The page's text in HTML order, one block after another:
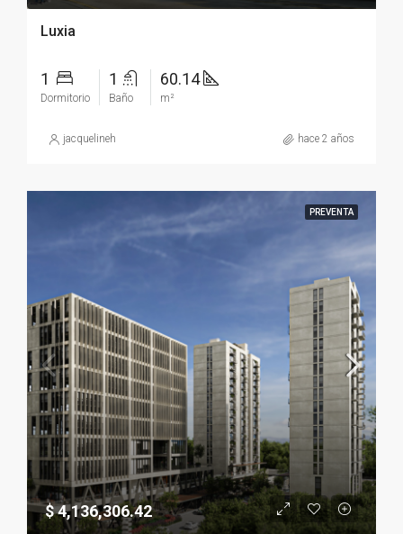
Luxia
1
Dormitorio
1
Baño
60.14
m²
jacquelineh hace 2 años
PREVENTA
$ 4,136,306.42